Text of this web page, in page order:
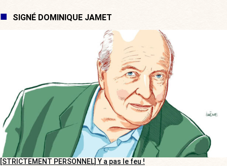
SIGNÉ DOMINIQUE JAMET
[STRICTEMENT PERSONNEL] Y a pas le feu !